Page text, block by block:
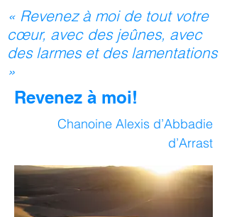
« Revenez à moi de tout votre
cœur, avec des jeûnes, avec
des larmes et des lamentations
»
Revenez à moi!
Chanoine Alexis d’Abbadie
d’Arrast